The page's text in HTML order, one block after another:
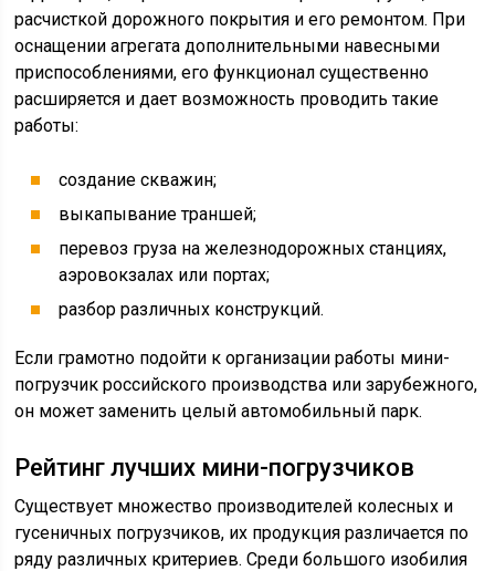
расчисткой дорожного покрытия и его ремонтом. При
оснащении агрегата дополнительными навесными
приспособлениями, его функционал существенно
расширяется и дает возможность проводить такие
работы:
создание скважин;
выкапывание траншей;
перевоз груза на железнодорожных станциях,
аэровокзалах или портах;
разбор различных конструкций.
Если грамотно подойти к организации работы мини-
погрузчик российского производства или зарубежного,
он может заменить целый автомобильный парк.
Рейтинг лучших мини-погрузчиков
Существует множество производителей колесных и
гусеничных погрузчиков, их продукция различается по
ряду различных критериев. Среди большого изобилия